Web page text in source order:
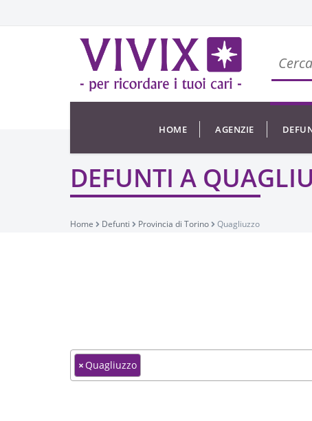
HOME AGENZIE
DEFUNTI A
Home Defunti Provincia di Torino Quagliuzzo
×Quagliuzzo